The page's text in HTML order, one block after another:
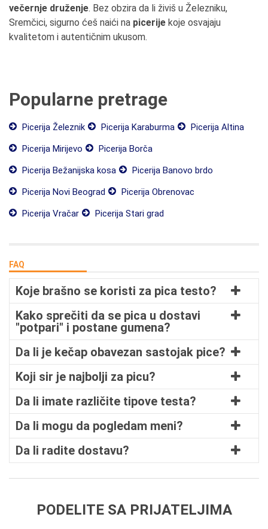
večernje druženje. Bez obzira da li živiš u Železniku,
Sremčici, sigurno ćeš naići na picerije koje osvajaju
kvalitetom i autentičnim ukusom.
Popularne pretrage
Picerija Železnik Picerija Karaburma
Picerija Altina
Picerija Mirijevo
Picerija Borča
Picerija Bežanijska kosa
Picerija Banovo brdo
Picerija Novi Beograd
Picerija Obrenovac
Picerija Vračar
Picerija Stari grad
FAQ
Koje brašno se koristi za pica testo?
Kako sprečiti da se pica u dostavi
"potpari" i postane gumena?
Da li je kečap obavezan sastojak pice?
Koji sir je najbolji za picu?
Da li imate različite tipove testa?
Da li mogu da pogledam meni?
Da li radite dostavu?
PODELITE SA PRIJATELJIMA